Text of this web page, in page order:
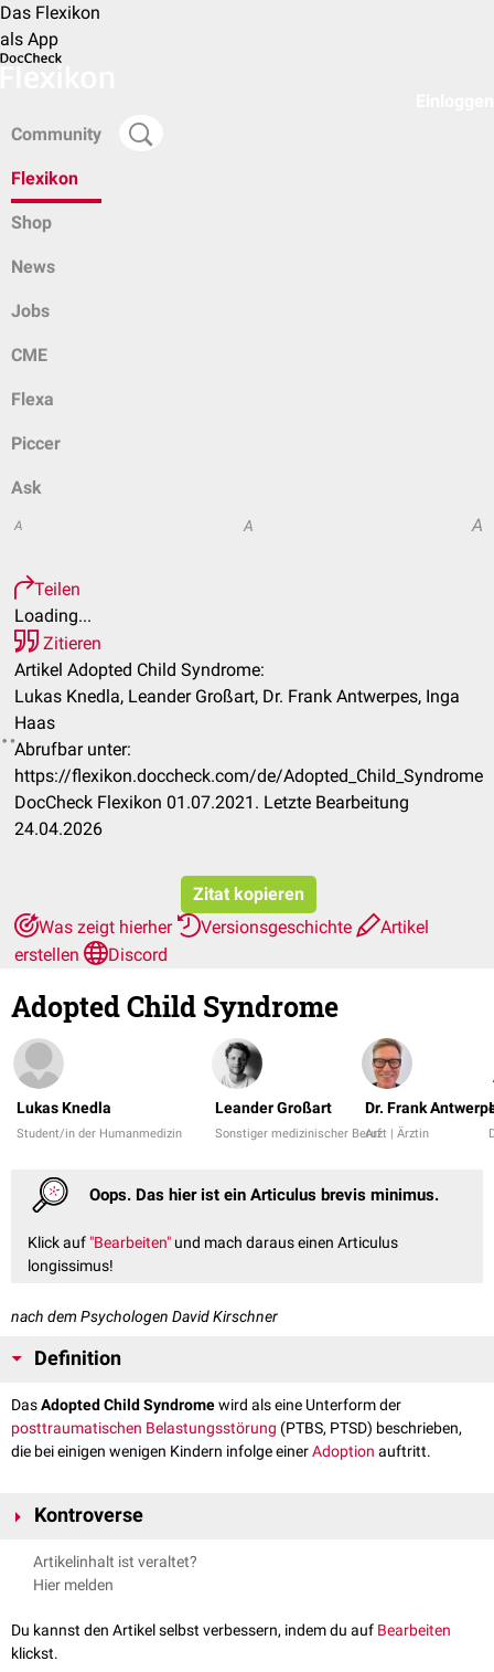
Das Flexikon
als App
Community
Flexikon
Shop
News
Jobs
CME
Flexa
Piccer
Ask
A A A
Teilen
Loading...
Zitieren
Artikel Adopted Child Syndrome:
Lukas Knedla, Leander Großart, Dr. Frank Antwerpes, Inga
Haas
Abrufbar unter:
https://flexikon.doccheck.com/de/Adopted_Child_Syndrome
DocCheck Flexikon 01.07.2021. Letzte Bearbeitung
24.04.2026
Zitat kopieren
Was zeigt hierher
Versionsgeschichte
Artikel
erstellen
Discord
Adopted Child Syndrome
Lukas Knedla
Student/in der Humanmedizin
Leander Großart
Sonstiger medizinischer Beruf
Dr. Frank
Arzt | Ärztin
Oops. Das hier ist ein Articulus brevis minimus.
Klick auf "Bearbeiten" und mach daraus einen Articulus
longissimus!
nach dem Psychologen David Kirschner
Definition
DasAdopted Child Syndromewird als eine Unterform der
posttraumatischen Belastungsstörung (PTBS, PTSD) beschrieben,
die bei einigen wenigen Kindern infolge einerAdoption auftritt.
Kontroverse
Artikelinhalt ist veraltet?
Hier melden
Du kannst den Artikel selbst verbessern, indem du auf Bearbeiten
klickst.